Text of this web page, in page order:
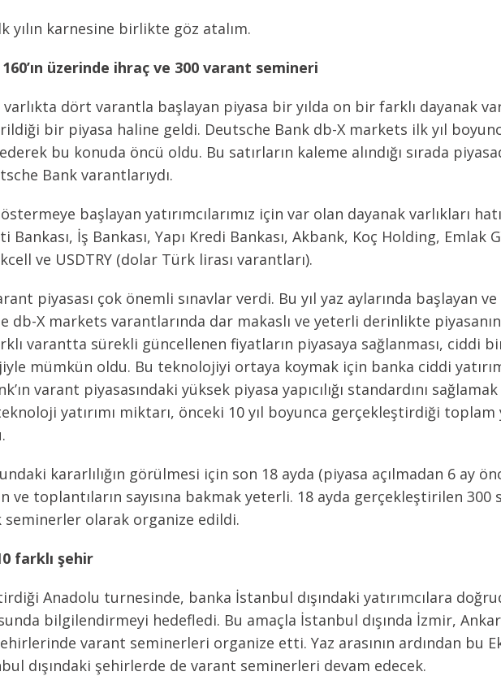
yılın karnesine birlikte göz atalım.
üzerinde ihraç ve 300 varant semineri
dört varantla başlayan piyasa bir yılda on bir farklı dayanak
bir piyasa haline geldi. Deutsche Bank db-X markets ilk yıl
bu konuda öncü oldu. Bu satırların kaleme alındığı sırada
Bank varantlarıydı.
başlayan yatırımcılarımız için var olan dayanak varlıkları
Bankası, İş Bankası, Yapı Kredi Bankası, Akbank, Koç Holding, Emlak
ve USDTRY (dolar Türk lirası varantları).
piyasası çok önemli sınavlar verdi. Bu yıl yaz aylarında başlayan
db-X markets varantlarında dar makaslı ve yeterli derinlikte
varantta sürekli güncellenen fiyatların piyasaya sağlanması, ciddi bir
mümkün oldu. Bu teknolojiyi ortaya koymak için banka ciddi
varant piyasasındaki yüksek piyasa yapıcılığı standardını
yatırımı miktarı, önceki 10 yıl boyunca gerçekleştirdiği toplam
kararlılığın görülmesi için son 18 ayda (piyasa açılmadan 6 ay
ve toplantıların sayısına bakmak yeterli. 18 ayda gerçekleştirilen 300
seminerler olarak organize edildi.
farklı şehir
Anadolu turnesinde, banka İstanbul dışındaki yatırımcılara
bilgilendirmeyi hedefledi. Bu amaçla İstanbul dışında İzmir,
varant seminerleri organize etti. Yaz arasının ardından bu
dışındaki şehirlerde de varant seminerleri devam edecek.